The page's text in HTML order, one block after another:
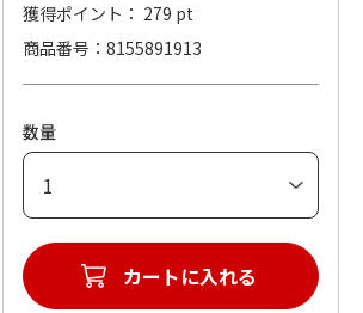
獲得ポイント： 279 pt
商品番号
8155891913
数量